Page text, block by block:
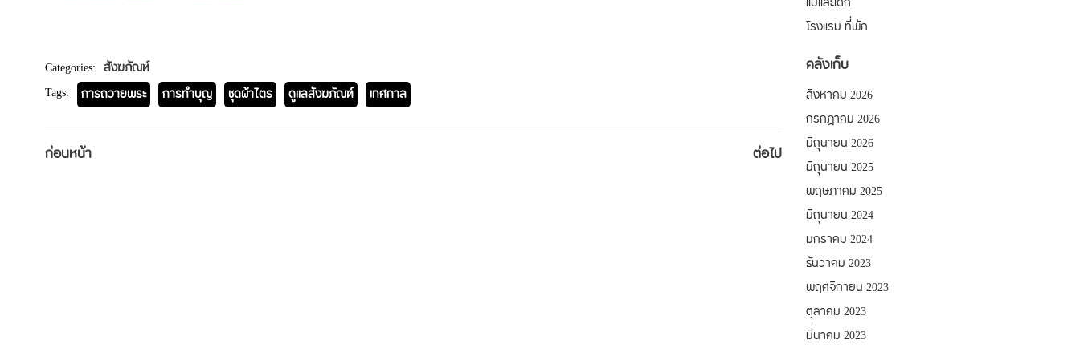
Categories: สังฆภัณฑ์
Tags: การถวายพระ การทำบุญ ชุดผ้าไตร ดูแลสังฆภัณฑ์ เทศกาล
Post
ก่อนหน้า ต่อไป
โรงแรม ที่พัก
คลังเก็บ
สิงหาคม 2026
กรกฎาคม 2026
มิถุนายน 2026
มิถุนายน 2025
พฤษภาคม 2025
มิถุนายน 2024
มกราคม 2024
ธันวาคม 2023
พฤศจิกายน 2023
ตุลาคม 2023
มีนาคม 2023